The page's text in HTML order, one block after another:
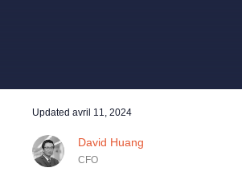
Updated avril 11, 2024
David Huang
CFO